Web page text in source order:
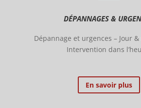
DÉPANNAGES &
Dépannage et urgences – Jour
Intervention dans
En savoir plus